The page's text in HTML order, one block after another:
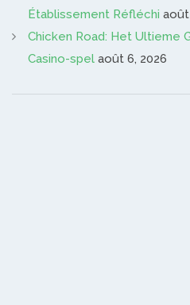
Établissement Réfléchi août
Chicken Road: Het Ultieme
Casino-spel août 6, 2026